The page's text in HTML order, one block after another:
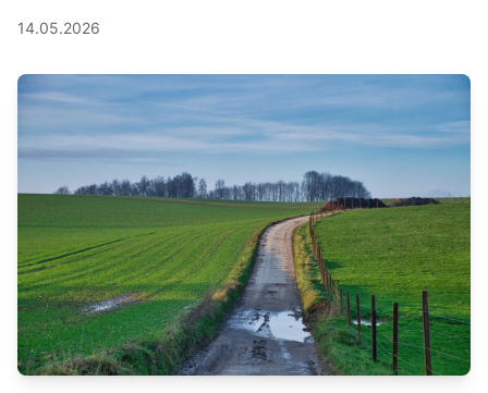
14.05.2026